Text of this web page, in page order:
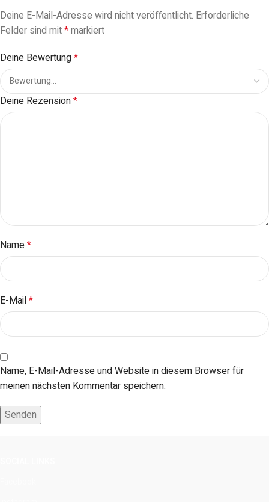
Deine E-Mail-Adresse wird nicht veröffentlicht. Erforderliche
Felder sind mit*markiert
Deine Bewertung*
Deine Rezension*
Name*
E-Mail*
Name, E-Mail-Adresse und Website in diesem Browser für
meinen nächsten Kommentar speichern.